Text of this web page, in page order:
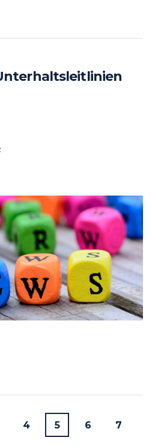
4 5 6 7